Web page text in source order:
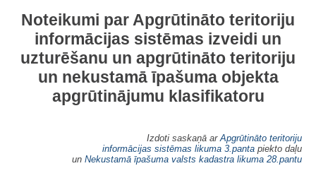
Noteikumi par Apgrūtināto teritoriju
informācijas sistēmas izveidi un
uzturēšanu un apgrūtināto teritoriju
un nekustamā īpašuma objekta
apgrūtinājumu klasifikatoru
Izdoti saskaņā ar Apgrūtināto teritoriju
informācijas sistēmas likuma 3.panta piekto daļu
un Nekustamā īpašuma valsts kadastra likuma 28.pantu